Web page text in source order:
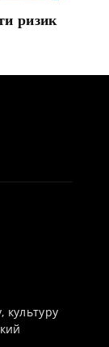
ризик
культуру